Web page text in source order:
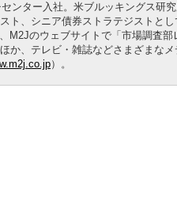
ンター入社。米ブルッキングス研
ト、シニア債券ストラテジストと
、M2Jのウェブサイトで「市場調査
か、テレビ・雑誌などさまざまな
）。